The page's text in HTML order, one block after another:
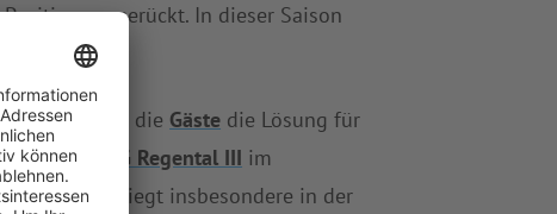
vorgerückt. In dieser Saison
Wann finden die Gäste die Lösung für
womit 1. SG Regental III im
Regental III
liegt insbesondere in der